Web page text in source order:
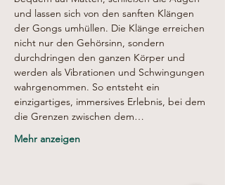
und lassen sich von den sanften Klängen
der Gongs umhüllen. Die Klänge erreichen
nicht nur den Gehörsinn, sondern
durchdringen den ganzen Körper und
werden als Vibrationen und Schwingungen
wahrgenommen. So entsteht ein
einzigartiges, immersives Erlebnis, bei dem
die Grenzen zwischen dem…
Mehr anzeigen